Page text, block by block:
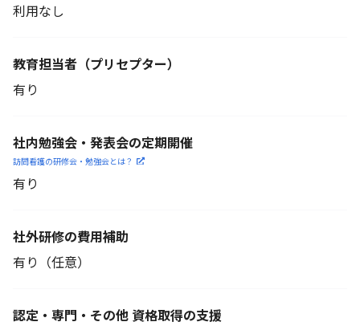
利用なし
教育担当者 （プリセプター）
有り
社内勉強会・発表会の定期開催
訪問看護の研修会・勉強会とは？
有り
社外研修の費用補助
有り（任意）
認定・専門・その他 資格取得の支援